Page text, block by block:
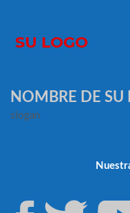
NOMBRE DE SU
slogan